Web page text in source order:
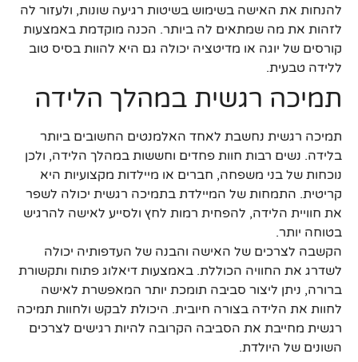
להנחות את האישה בשימוש בשיטות רגיעה שונות, ולעזור לה
לזהות את מה שמתאים לה ביותר. הכנה מוקדמת באמצעות
קורסים של יוגה או מדיטציה יכולה גם היא להוות בסיס טוב
ללידה טבעית.
תמיכה רגשית במהלך הלידה
תמיכה רגשית נחשבת לאחד האלמנטים החשובים ביותר
בלידה. נשים רבות חוות פחדים וחששות במהלך הלידה, ולכן
נוכחות של בני משפחה, חברים או מיילדות מקצועיות היא
קריטית. התמחות של המיילדת בתמיכה רגשית יכולה לשפר
את חוויית הלידה, להפחית רמות לחץ ולסייע לאישה להרגיש
בטוחה יותר.
הקשבה לצרכים של האישה והבנה של העדפותיה יכולה
לשדרג את החוויה הכוללת. באמצעות דיאלוג פתוח ותקשורת
ברורה, ניתן ליצור סביבה תומכת יותר המאפשרת לאישה
לחוות את הלידה בצורה חיובית. היכולת לבקש ולחוות תמיכה
רגשית מחייבת את הסביבה הקרובה להיות רגישים לצרכים
השונים של היולדת.